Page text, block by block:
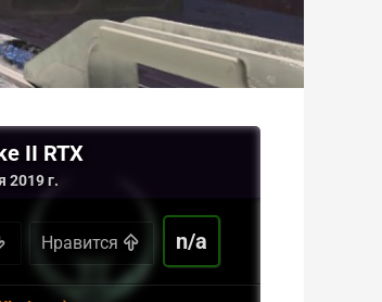
II RTX
2019 г.
Нравится n/a